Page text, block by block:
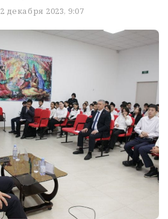
2 декабря 2023, 9:07